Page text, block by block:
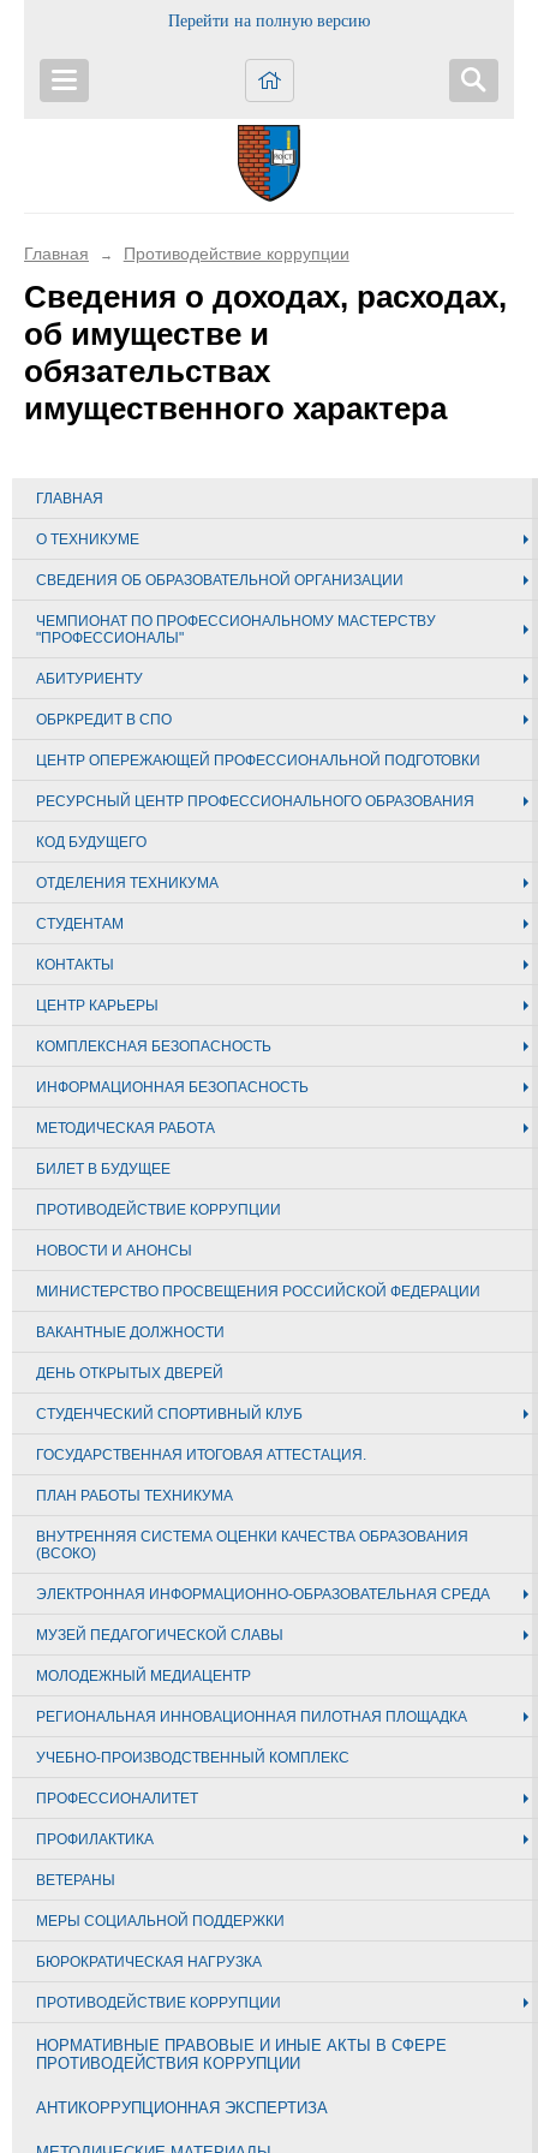
Перейти на полную версию
Главная → Противодействие коррупции
Сведения о доходах, расходах,
об имуществе и
обязательствах
имущественного характера
ГЛАВНАЯ
О ТЕХНИКУМЕ
СВЕДЕНИЯ ОБ ОБРАЗОВАТЕЛЬНОЙ ОРГАНИЗАЦИИ
ЧЕМПИОНАТ ПО ПРОФЕССИОНАЛЬНОМУ МАСТЕРСТВУ
"ПРОФЕССИОНАЛЫ"
АБИТУРИЕНТУ
ОБРКРЕДИТ В СПО
ЦЕНТР ОПЕРЕЖАЮЩЕЙ ПРОФЕССИОНАЛЬНОЙ ПОДГОТОВКИ
РЕСУРСНЫЙ ЦЕНТР ПРОФЕССИОНАЛЬНОГО ОБРАЗОВАНИЯ
КОД БУДУЩЕГО
ОТДЕЛЕНИЯ ТЕХНИКУМА
СТУДЕНТАМ
КОНТАКТЫ
ЦЕНТР КАРЬЕРЫ
КОМПЛЕКСНАЯ БЕЗОПАСНОСТЬ
ИНФОРМАЦИОННАЯ БЕЗОПАСНОСТЬ
МЕТОДИЧЕСКАЯ РАБОТА
БИЛЕТ В БУДУЩЕЕ
ПРОТИВОДЕЙСТВИЕ КОРРУПЦИИ
НОВОСТИ И АНОНСЫ
МИНИСТЕРСТВО ПРОСВЕЩЕНИЯ РОССИЙСКОЙ ФЕДЕРАЦИИ
ВАКАНТНЫЕ ДОЛЖНОСТИ
ДЕНЬ ОТКРЫТЫХ ДВЕРЕЙ
СТУДЕНЧЕСКИЙ СПОРТИВНЫЙ КЛУБ
ГОСУДАРСТВЕННАЯ ИТОГОВАЯ АТТЕСТАЦИЯ.
ПЛАН РАБОТЫ ТЕХНИКУМА
ВНУТРЕННЯЯ СИСТЕМА ОЦЕНКИ КАЧЕСТВА ОБРАЗОВАНИЯ
(ВСОКО)
ЭЛЕКТРОННАЯ ИНФОРМАЦИОННО-ОБРАЗОВАТЕЛЬНАЯ СРЕДА
МУЗЕЙ ПЕДАГОГИЧЕСКОЙ СЛАВЫ
МОЛОДЕЖНЫЙ МЕДИАЦЕНТР
РЕГИОНАЛЬНАЯ ИННОВАЦИОННАЯ ПИЛОТНАЯ ПЛОЩАДКА
УЧЕБНО-ПРОИЗВОДСТВЕННЫЙ КОМПЛЕКС
ПРОФЕССИОНАЛИТЕТ
ПРОФИЛАКТИКА
ВЕТЕРАНЫ
МЕРЫ СОЦИАЛЬНОЙ ПОДДЕРЖКИ
БЮРОКРАТИЧЕСКАЯ НАГРУЗКА
ПРОТИВОДЕЙСТВИЕ КОРРУПЦИИ
НОРМАТИВНЫЕ ПРАВОВЫЕ И ИНЫЕ АКТЫ В СФЕРЕ
ПРОТИВОДЕЙСТВИЯ КОРРУПЦИИ
АНТИКОРРУПЦИОННАЯ ЭКСПЕРТИЗА